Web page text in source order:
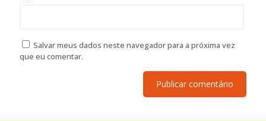
Salvar meus dados neste navegador para a próxima vez
que eu comentar.